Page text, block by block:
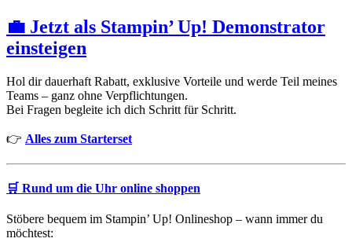
💼 Jetzt als Stampin’ Up! Demonstrator
einsteigen
Hol dir dauerhaft Rabatt, exklusive Vorteile und werde Teil meines
Teams – ganz ohne Verpflichtungen.
Bei Fragen begleite ich dich Schritt für Schritt.
👉 Alles zum Starterset
🛒 Rund um die Uhr online shoppen
Stöbere bequem im Stampin’ Up! Onlineshop – wann immer du
möchtest: